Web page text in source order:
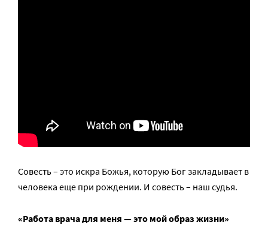
Совесть – это искра Божья, которую Бог закладывает в
человека еще при рождении. И совесть – наш судья.
«Работа врача для меня — это мой образ жизни»